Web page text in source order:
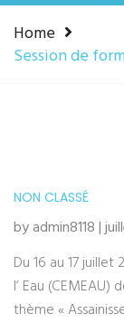
Home
Session de
NON CLASSÉ
by admin8118 |
Du 16 au 17
l’ Eau
thème «